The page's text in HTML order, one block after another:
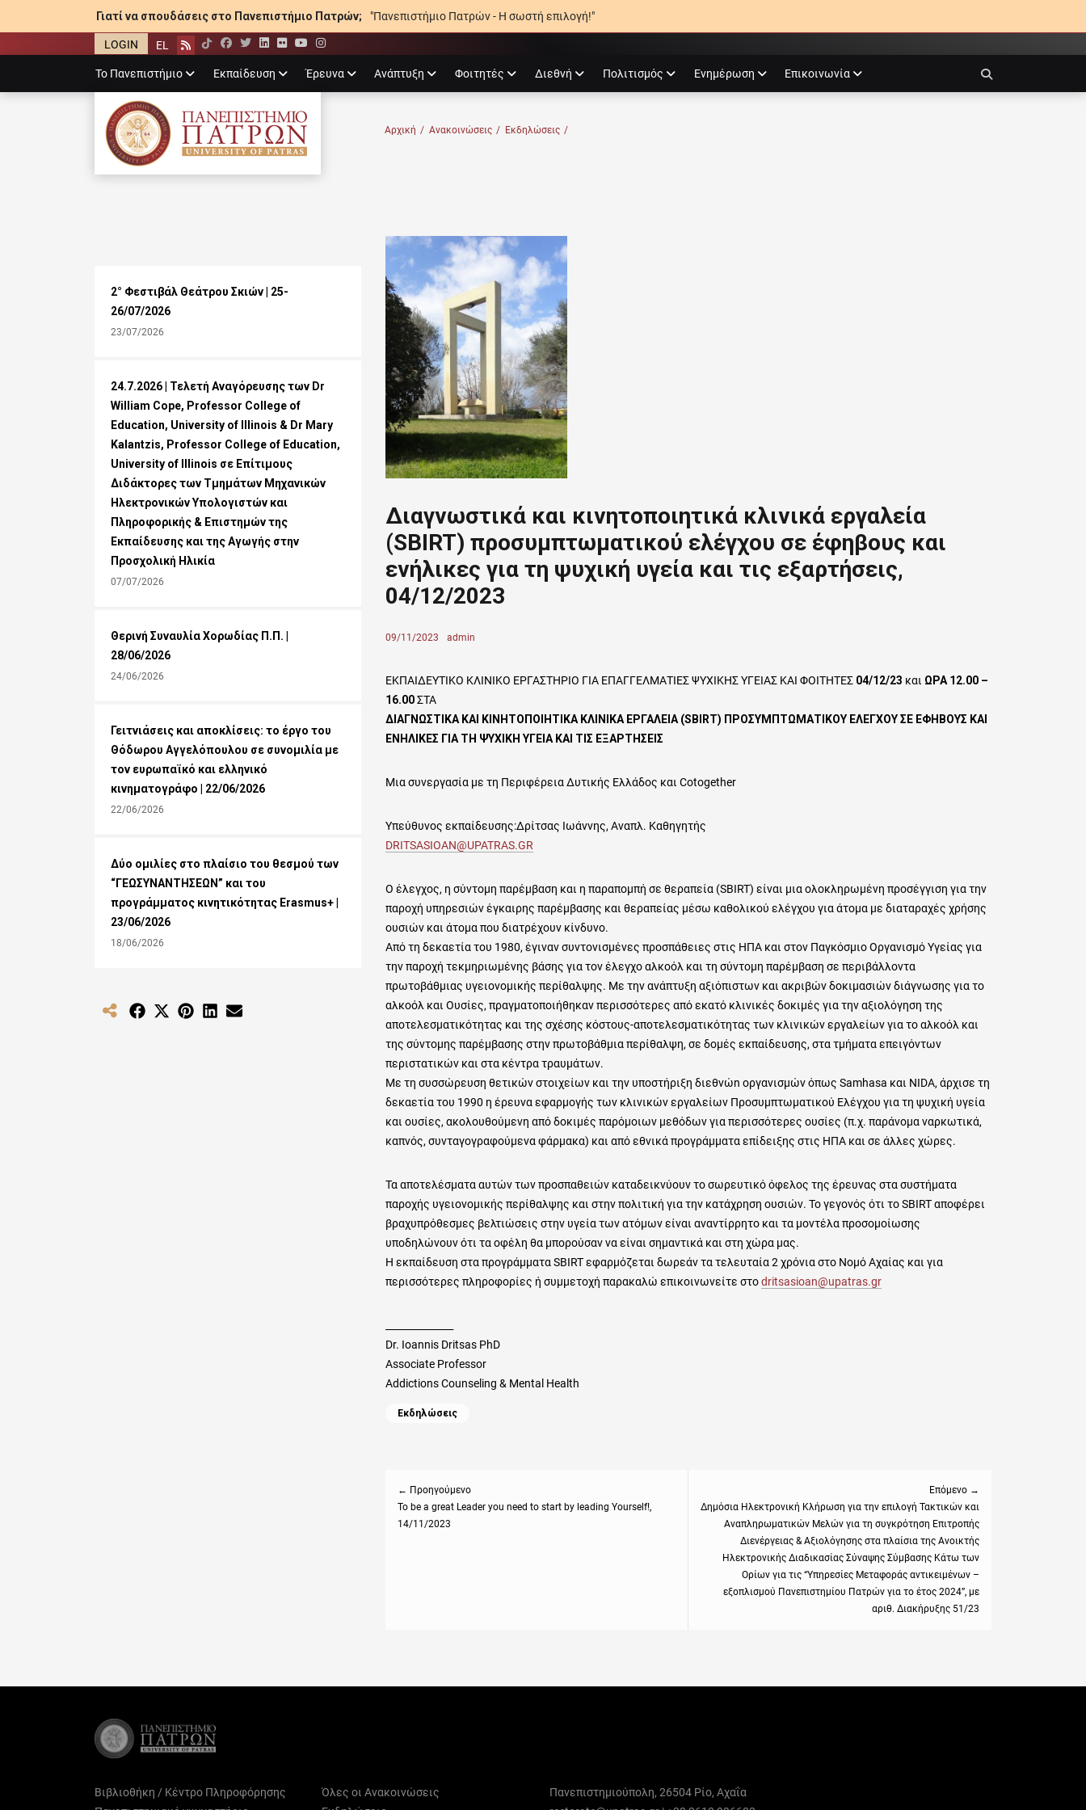
Γιατί να σπουδάσεις στο Πανεπιστήμιο Πατρών; "Πανεπιστήμιο Πατρών - Η σωστή επιλογή!"
LOGIN EL Rss Facebook
Twitter
LinkedIn
Flickr
YouTube
Instagram
menu
Το Πανεπιστήμιο Εκπαίδευση Έρευνα Ανάπτυξη Φοιτητές Διεθνή Πολιτισμός Ενημέρωση Επικοινωνία
ΠΑΝΕΠΙΣΤΉΜΙΟ ΠΑΤΡΏΝ
Αρχική / Ανακοινώσεις / Εκδηλώσεις /
Διαγνωστικά και κινητοποιητικά κλινικά εργαλεία
(SBIRT) προσυμπτωματικού ελέγχου σε έφηβους και
ενήλικες για τη ψυχική υγεία και τις εξαρτήσεις,
04/12/2023
Posted
09/11/2023 Author
admin
ΕΚΠΑΙΔΕΥΤΙΚΟ ΚΛΙΝΙΚΟ ΕΡΓΑΣΤΗΡΙΟ ΓΙΑ ΕΠΑΓΓΕΛΜΑΤΙΕΣ ΨΥΧΙΚΗΣ ΥΓΕΙΑΣ ΚΑΙ ΦΟΙΤΗΤΕΣ 04/12/23 και ΩΡΑ 12.00 –
16.00ΣΤΑ
ΔΙΑΓΝΩΣΤΙΚΑ ΚΑΙ ΚΙΝΗΤΟΠΟΙΗΤΙΚΑ ΚΛΙΝΙΚΑ ΕΡΓΑΛΕΙΑ (SBIRT) ΠΡΟΣΥΜΠΤΩΜΑΤΙΚΟΥ ΕΛΕΓΧΟΥ ΣΕ ΕΦΗΒΟΥΣ ΚΑΙ
ΕΝΗΛΙΚΕΣ ΓΙΑ ΤΗ ΨΥΧΙΚΗ ΥΓΕΙΑ ΚΑΙ ΤΙΣ ΕΞΑΡΤΗΣΕΙΣ
Μια συνεργασία με τη Περιφέρεια Δυτικής Ελλάδος και Cotogether
Υπεύθυνος εκπαίδευσης:Δρίτσας Ιωάννης, Αναπλ. Καθηγητής
DRITSASIOAN@UPATRAS.GR
Ο έλεγχος, η σύντομη παρέμβαση και η παραπομπή σε θεραπεία (SBIRT) είναι μια ολοκληρωμένη προσέγγιση για την
παροχή υπηρεσιών έγκαιρης παρέμβασης και θεραπείας μέσω καθολικού ελέγχου για άτομα με διαταραχές χρήσης
ουσιών και άτομα που διατρέχουν κίνδυνο.
Από τη δεκαετία του 1980, έγιναν συντονισμένες προσπάθειες στις ΗΠΑ και στον Παγκόσμιο Οργανισμό Υγείας για
την παροχή τεκμηριωμένης βάσης για τον έλεγχο αλκοόλ και τη σύντομη παρέμβαση σε περιβάλλοντα
πρωτοβάθμιας υγειονομικής περίθαλψης. Με την ανάπτυξη αξιόπιστων και ακριβών δοκιμασιών διάγνωσης για το
αλκοόλ και Ουσίες, πραγματοποιήθηκαν περισσότερες από εκατό κλινικές δοκιμές για την αξιολόγηση της
αποτελεσματικότητας και της σχέσης κόστους-αποτελεσματικότητας των κλινικών εργαλείων για το αλκοόλ και
της σύντομης παρέμβασης στην πρωτοβάθμια περίθαλψη, σε δομές εκπαίδευσης, στα τμήματα επειγόντων
περιστατικών και στα κέντρα τραυμάτων.
Με τη συσσώρευση θετικών στοιχείων και την υποστήριξη διεθνώn οργανισμών όπως Samhasa και NIDA, άρχισε τη
δεκαετία του 1990 η έρευνα εφαρμογής των κλινικών εργαλείων Προσυμπτωματικού Ελέγχου για τη ψυχική υγεία
και ουσίες, ακολουθούμενη από δοκιμές παρόμοιων μεθόδων για περισσότερες ουσίες (π.χ. παράνομα ναρκωτικά,
καπνός, συνταγογραφούμενα φάρμακα) και από εθνικά προγράμματα επίδειξης στις ΗΠΑ και σε άλλες χώρες.
Τα αποτελέσματα αυτών των προσπαθειών καταδεικνύουν το σωρευτικό όφελος της έρευνας στα συστήματα
παροχής υγειονομικής περίθαλψης και στην πολιτική για την κατάχρηση ουσιών. Το γεγονός ότι το SBIRT αποφέρει
βραχυπρόθεσμες βελτιώσεις στην υγεία των ατόμων είναι αναντίρρητο και τα μοντέλα προσομοίωσης
υποδηλώνουν ότι τα οφέλη θα μπορούσαν να είναι σημαντικά και στη χώρα μας.
Η εκπαίδευση στα προγράμματα SBIRT εφαρμόζεται δωρεάν τα τελευταία 2 χρόνια στο Νομό Αχαίας και για
περισσότερες πληροφορίες ή συμμετοχή παρακαλώ επικοινωνείτε στοdritsasioan@upatras.gr
Dr. Ioannis Dritsas PhD
Associate Professor
Addictions Counseling & Mental Health
Categories
Εκδηλώσεις
← Προηγούμενο
Previous
post:
To be a great Leader you need to start by leading Yourself!,
14/11/2023
Επόμενο →
Next
post:
Δημόσια Ηλεκτρονική Κλήρωση για την επιλογή Τακτικών και
Αναπληρωματικών Μελών για τη συγκρότηση Επιτροπής
Διενέργειας & Αξιολόγησης στα πλαίσια της Ανοικτής
Ηλεκτρονικής Διαδικασίας Σύναψης Σύμβασης Κάτω των
Ορίων για τις “Υπηρεσίες Μεταφοράς αντικειμένων –
εξοπλισμού Πανεπιστημίου Πατρών για το έτος 2024”, με
αριθ. Διακήρυξης 51/23
2° Φεστιβάλ Θεάτρου Σκιών | 25-
26/07/2026
23/07/2026
24.7.2026 | Τελετή Αναγόρευσης των Dr
William Cope, Professor College of
Education, University of Illinois & Dr Mary
Kalantzis, Professor College of Education,
University of Illinois σε Επίτιμους
Διδάκτορες των Τμημάτων Μηχανικών
Ηλεκτρονικών Υπολογιστών και
Πληροφορικής & Επιστημών της
Εκπαίδευσης και της Αγωγής στην
Προσχολική Ηλικία
07/07/2026
Θερινή Συναυλία Χορωδίας Π.Π. |
28/06/2026
24/06/2026
Γειτνιάσεις και αποκλίσεις: το έργο του
Θόδωρου Αγγελόπουλου σε συνομιλία με
τον ευρωπαϊκό και ελληνικό
κινηματογράφο | 22/06/2026
22/06/2026
Δύο ομιλίες στο πλαίσιο του θεσμού των
“ΓΕΩΣΥΝΑΝΤΗΣΕΩΝ” και του
προγράμματος κινητικότητας Erasmus+ |
23/06/2026
18/06/2026
Share Share Share Share
Βιβλιοθήκη / Κέντρο Πληροφόρησης
Όλες οι Ανακοινώσεις
Πανεπιστημιούπολη, 26504 Ρίο, Αχαΐα